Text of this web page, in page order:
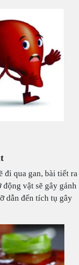
đi qua gan, bài tiết ra
động vật sẽ gây gánh
dẫn đến tích tụ gây